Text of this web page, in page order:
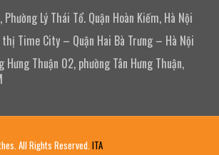
Phường Lý Thái Tổ. Quận Hoàn Kiếm, Hà Nội
Time City – Quận Hai Bà Trưng – Hà Nội
Hưng Thuận 02, phường Tân Hưng Thuận,
All Rights Reserved.ITA